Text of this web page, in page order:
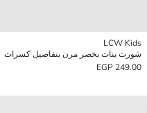
LCW Kids
شورت بنات بخصر مرن بتفاصيل كسرات
249.00 EGP